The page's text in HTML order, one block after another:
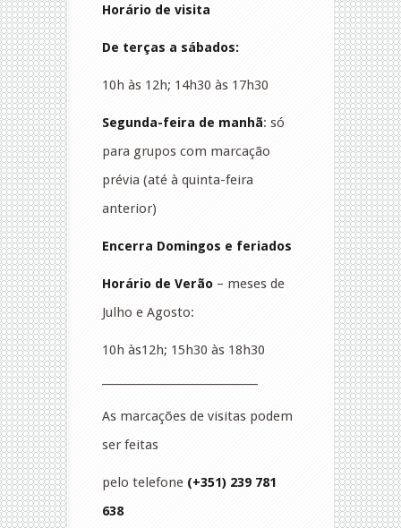
Horário de visita
De terças a sábados:
10h às 12h; 14h30 às 17h30
Segunda-feira de manhã: só
para grupos com marcação
prévia (até à quinta-feira
anterior)
Encerra Domingos e feriados
Horário de Verão – meses de
Julho e Agosto:
10h às12h; 15h30 às 18h30
As marcações de visitas podem
ser feitas
pelo telefone (+351) 239 781
638